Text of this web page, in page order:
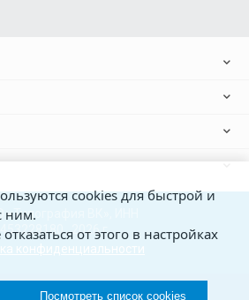
ВК», ИНН
, 2026 г.
конфиденциальности
cookies для быстрой и
ним.
от этого в настройках
Посмотреть список cookies